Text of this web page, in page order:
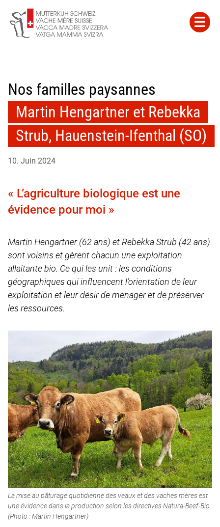
Nos familles paysannes
Martin Hengartner et Rebekka
Strub, Hauenstein-Ifenthal (SO)
10. Juin 2024
« L’agriculture biologique est une
évidence pour moi »
Martin Hengartner (62 ans) et Rebekka Strub (42 ans)
sont voisins et gèrent chacun une exploitation
allaitante bio. Ce qui les unit : les conditions
géographiques qui influencent l’orientation de leur
exploitation et leur désir de ménager et de préserver
les ressources.
La mise au pâturage quotidienne des veaux et des vaches mères est
une évidence dans la production selon les directives Natura-Beef-Bio.
(Photo : Martin Hengartner)